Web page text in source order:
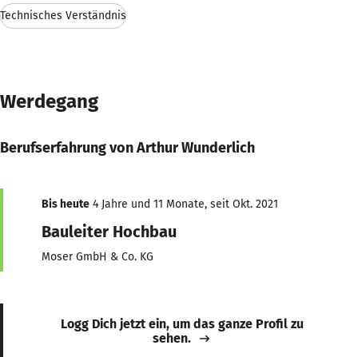
Technisches Verständnis
Werdegang
Berufserfahrung von Arthur Wunderlich
Bis heute 4 Jahre und 11 Monate, seit Okt. 2021
Bauleiter Hochbau
Moser GmbH & Co. KG
Logg Dich jetzt ein, um das ganze Profil zu
sehen.